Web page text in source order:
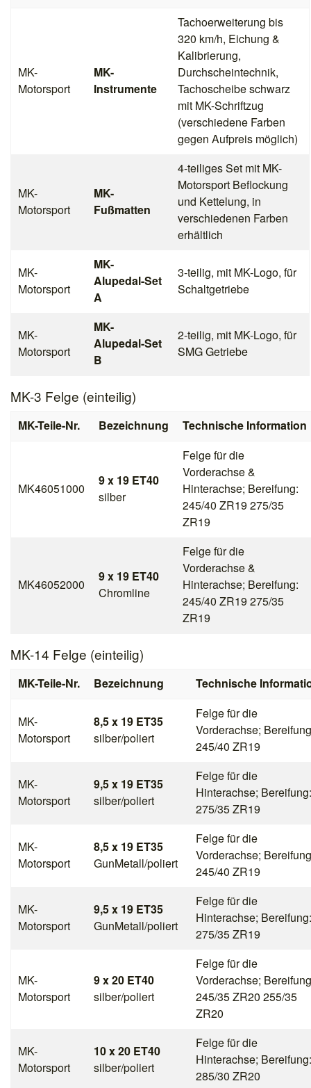
MK-
Motorsport
MK-
Instrumente
Tachoerweiterung bis
320 km/h, Eichung &
Kalibrierung,
Durchscheintechnik,
Tachoscheibe schwarz
mit MK-Schriftzug
(verschiedene Farben
gegen Aufpreis möglich)
MK-
Motorsport
MK-
Fußmatten
4-teiliges Set mit MK-
Motorsport Beflockung
und Kettelung, in
verschiedenen Farben
erhältlich
MK-
Motorsport
MK-
Alupedal-Set
A
3-teilig, mit MK-Logo, für
Schaltgetriebe
MK-
Motorsport
MK-
Alupedal-Set
B
2-teilig, mit MK-Logo, für
SMG Getriebe
MK-3 Felge (einteilig)
MK-Teile-Nr. Bezeichnung Technische Information
MK46051000
9 x 19 ET40
silber
Felge für die
Vorderachse &
Hinterachse; Bereifung:
245/40 ZR19 275/35
ZR19
MK46052000
9 x 19 ET40
Chromline
Felge für die
Vorderachse &
Hinterachse; Bereifung:
245/40 ZR19 275/35
ZR19
MK-14 Felge (einteilig)
MK-Teile-Nr. Bezeichnung Technische
MK-
Motorsport
8,5 x 19 ET35
silber/poliert
Felge für die
Vorderachse;
245/40 ZR19
MK-
Motorsport
9,5 x 19 ET35
silber/poliert
Felge für die
Hinterachse; Bereifung:
275/35 ZR19
MK-
Motorsport
8,5 x 19 ET35
GunMetall/poliert
Felge für die
Vorderachse;
245/40 ZR19
MK-
Motorsport
9,5 x 19 ET35
GunMetall/poliert
Felge für die
Hinterachse; Bereifung:
275/35 ZR19
MK-
Motorsport
9 x 20 ET40
silber/poliert
Felge für die
Vorderachse;
245/35 ZR20 255/35
ZR20
MK-
Motorsport
10 x 20 ET40
silber/poliert
Felge für die
Hinterachse; Bereifung:
285/30 ZR20